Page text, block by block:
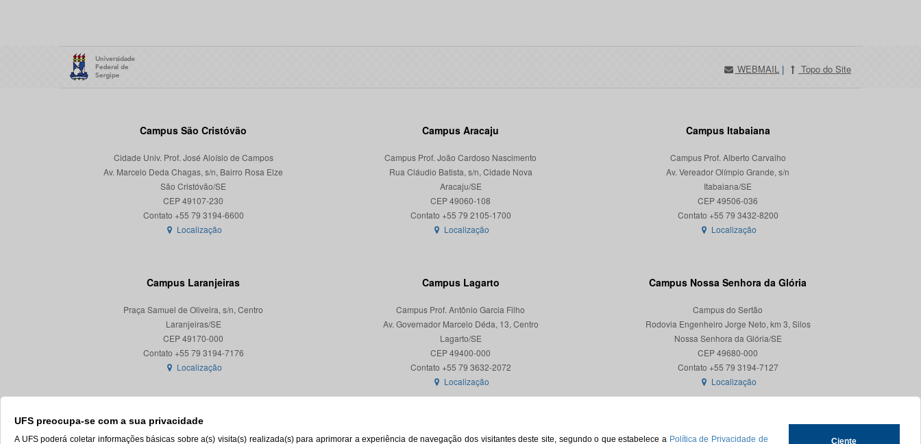
UFS preocupa-se com a sua privacidade
A UFS poderá coletar informações básicas sobre a(s) visita(s) realizada(s) para aprimorar a experiência de navegação dos visitantes deste site, segundo o que estabelece a Política de Privacidade de Ciente
WEBMAIL | Topo do Site
Campus São Cristóvão
Cidade Univ. Prof. José Aloísio de Campos
Av. Marcelo Deda Chagas, s/n, Bairro Rosa Elze
São Cristóvão/SE
CEP 49107-230
Localização
Campus Aracaju
Campus Prof. João Cardoso Nascimento
Rua Cláudio Batista, s/n, Cidade Nova
Aracaju/SE
CEP 49060-108
Localização
Campus Itabaiana
Campus Prof. Alberto Carvalho
Av. Vereador Olímpio Grande, s/n
Itabaiana/SE
CEP 49506-036
Localização
Campus Laranjeiras
Praça Samuel de Oliveira, s/n, Centro
Laranjeiras/SE
CEP 49170-000
Localização
Campus Lagarto
Campus Prof. Antônio Garcia Filho
Av. Governador Marcelo Déda, 13, Centro
Lagarto/SE
CEP 49400-000
Localização
Campus Nossa Senhora da Glória
Campus do Sertão
Rodovia Engenheiro Jorge Neto, km 3, Silos
Nossa Senhora da Glória/SE
CEP 49680-000
Contato +55 79 3194-7127
Localização